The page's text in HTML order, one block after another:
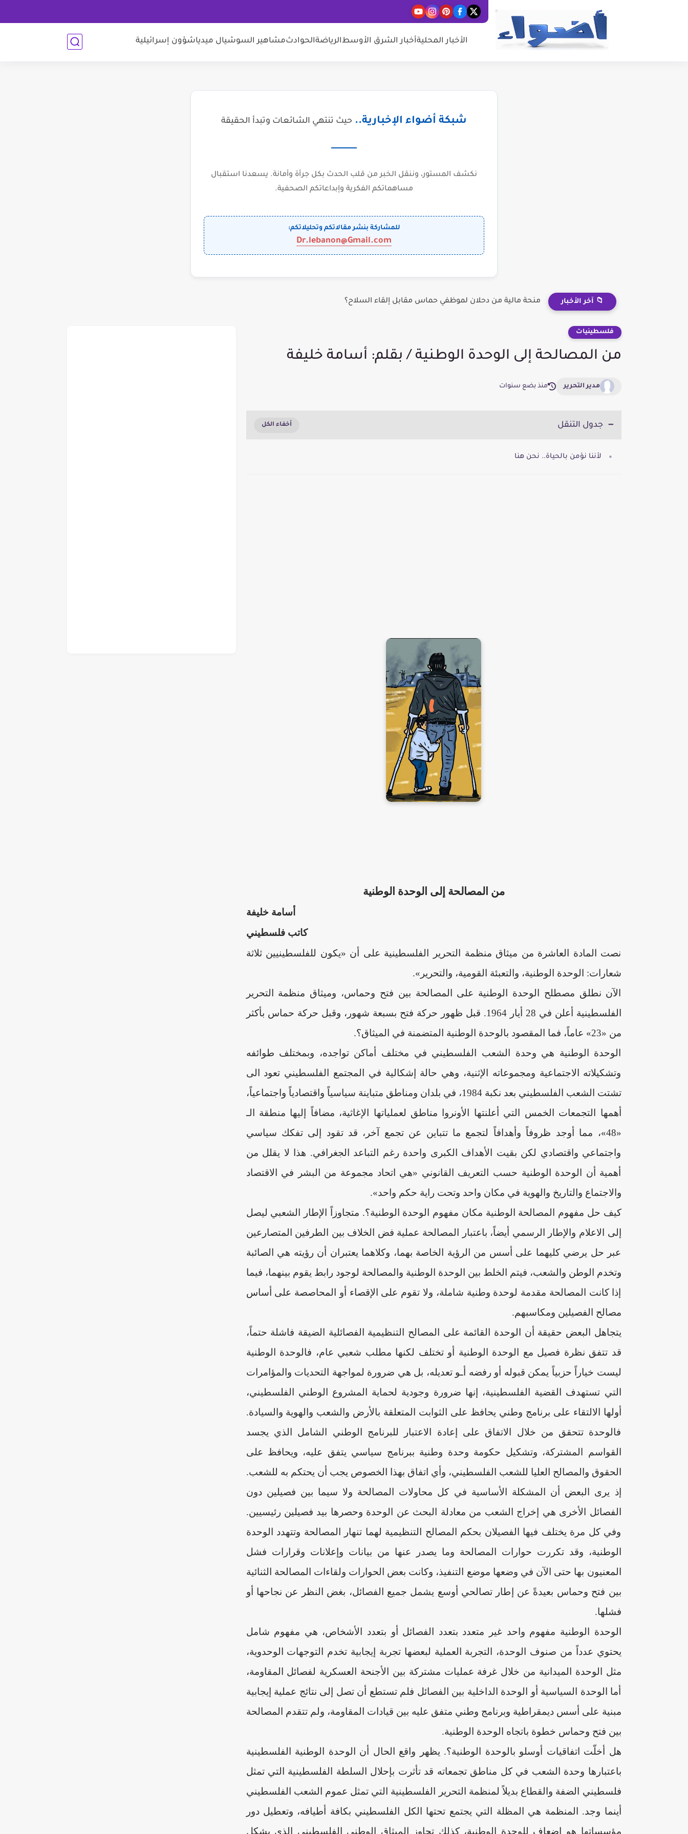
الأخبار المحليةأخبار الشرق الأوسطالرياضةالحوادثمشاهير السوشيال ميدياشؤون إسرائيلية
شبكة أضواء الإخبارية.. حيث تنتهي الشائعات وتبدأ الحقيقة
نكشف المستور، وننقل الخبر من قلب الحدث بكل جرأة وأمانة. يسعدنا استقبال
مساهماتكم الفكرية وإبداعاتكم الصحفية.
للمشاركة بنشر مقالاتكم وتحليلاتكم:
Dr.lebanon@Gmail.com
📁 آخر الأخبار منحة مالية من دحلان لموظفي حماس مقابل إلقاء السلاح؟
فلسطينيات
من المصالحة إلى الوحدة الوطنية / بقلم: أسامة خليفة
مدير التحرير منذ بضع سنوات
جدول التنقل
لأننا نؤمن بالحياة.. نحن هنا
من المصالحة إلى الوحدة الوطنية
أسامة خليفة
كاتب فلسطيني
نصت المادة العاشرة من ميثاق منظمة التحرير الفلسطينية على أن «يكون للفلسطينيين ثلاثة
شعارات: الوحدة الوطنية، والتعبئة القومية، والتحرير».
الآن نطلق مصطلح الوحدة الوطنية على المصالحة بين فتح وحماس، وميثاق منظمة التحرير
الفلسطينية أعلن في 28 أيار 1964. قبل ظهور حركة فتح بسبعة شهور، وقبل حركة حماس بأكثر
من «23» عاماً، فما المقصود بالوحدة الوطنية المتضمنة في الميثاق؟.
الوحدة الوطنية هي وحدة الشعب الفلسطيني في مختلف أماكن تواجده، وبمختلف طوائفه
وتشكيلاته الاجتماعية ومجموعاته الإثنية، وهي حالة إشكالية في المجتمع الفلسطيني تعود الى
تشتت الشعب الفلسطيني بعد نكبة 1984، في بلدان ومناطق متباينة سياسياً واقتصادياً واجتماعياً،
أهمها التجمعات الخمس التي أعلنتها الأونروا مناطق لعملياتها الإغاثية، مضافاً إليها منطقة الـ
«48»، مما أوجد ظروفاً وأهدافاً لتجمع ما تتباين عن تجمع آخر، قد تقود إلى تفكك سياسي
واجتماعي واقتصادي لكن بقيت الأهداف الكبرى واحدة رغم التباعد الجغرافي. هذا لا يقلل من
أهمية أن الوحدة الوطنية حسب التعريف القانوني «هي اتحاد مجموعة من البشر في الاقتصاد
والاجتماع والتاريخ والهوية في مكان واحد وتحت راية حكم واحد».
كيف حل مفهوم المصالحة الوطنية مكان مفهوم الوحدة الوطنية؟. متجاوزاً الإطار الشعبي ليصل
إلى الاعلام والإطار الرسمي أيضاً، باعتبار المصالحة عملية فض الخلاف بين الطرفين المتصارعين
عبر حل يرضي كليهما على أسس من الرؤية الخاصة بهما، وكلاهما يعتبران أن رؤيته هي الصائبة
وتخدم الوطن والشعب، فيتم الخلط بين الوحدة الوطنية والمصالحة لوجود رابط يقوم بينهما، فيما
إذا كانت المصالحة مقدمة لوحدة وطنية شاملة، ولا تقوم على الإقصاء أو المحاصصة على أساس
مصالح الفصيلين ومكاسبهم.
يتجاهل البعض حقيقة أن الوحدة القائمة على المصالح التنظيمية الفصائلية الضيقة فاشلة حتماً،
قد تتفق نظرة فصيل مع الوحدة الوطنية أو تختلف لكنها مطلب شعبي عام، فالوحدة الوطنية
ليست خياراً حزبياً يمكن قبوله أو رفضه أـو تعديله، بل هي ضرورة لمواجهة التحديات والمؤامرات
التي تستهدف القضية الفلسطينية، إنها ضرورة وجودية لحماية المشروع الوطني الفلسطيني،
أولها الالتقاء على برنامج وطني يحافظ على الثوابت المتعلقة بالأرض والشعب والهوية والسيادة.
فالوحدة تتحقق من خلال الاتفاق على إعادة الاعتبار للبرنامج الوطني الشامل الذي يجسد
القواسم المشتركة، وتشكيل حكومة وحدة وطنية ببرنامج سياسي يتفق عليه، ويحافظ على
الحقوق والمصالح العليا للشعب الفلسطيني، وأي اتفاق بهذا الخصوص يجب أن يحتكم به للشعب.
إذ يرى البعض أن المشكلة الأساسية في كل محاولات المصالحة ولا سيما بين فصيلين دون
الفصائل الأخرى هي إخراج الشعب من معادلة البحث عن الوحدة وحصرها بيد فصيلين رئيسيين.
وفي كل مرة يختلف فيها الفصيلان بحكم المصالح التنظيمية لهما تنهار المصالحة وتتهدد الوحدة
الوطنية، وقد تكررت حوارات المصالحة وما يصدر عنها من بيانات وإعلانات وقرارات فشل
المعنيون بها حتى الآن في وضعها موضع التنفيذ، وكانت بعض الحوارات ولقاءات المصالحة الثنائية
بين فتح وحماس بعيدةً عن إطار تصالحي أوسع يشمل جميع الفصائل، بغض النظر عن نجاحها أو
فشلها.
الوحدة الوطنية مفهوم واحد غير متعدد بتعدد الفصائل أو بتعدد الأشخاص، هي مفهوم شامل
يحتوي عدداً من صنوف الوحدة، التجربة العملية لبعضها تجربة إيجابية تخدم التوجهات الوحدوية،
مثل الوحدة الميدانية من خلال غرفة عمليات مشتركة بين الأجنحة العسكرية لفصائل المقاومة،
أما الوحدة السياسية أو الوحدة الداخلية بين الفصائل فلم تستطع أن تصل إلى نتائج عملية إيجابية
مبنية على أسس ديمقراطية وبرنامج وطني متفق عليه بين قيادات المقاومة، ولم تتقدم المصالحة
بين فتح وحماس خطوة باتجاه الوحدة الوطنية.
هل أخلّت اتفاقيات أوسلو بالوحدة الوطنية؟. يظهر واقع الحال أن الوحدة الوطنية الفلسطينية
باعتبارها وحدة الشعب في كل مناطق تجمعاته قد تأثرت بإحلال السلطة الفلسطينية التي تمثل
فلسطيني الضفة والقطاع بديلاً لمنظمة التحرير الفلسطينية التي تمثل عموم الشعب الفلسطيني
أينما وجد. المنظمة هي المظلة التي يجتمع تحتها الكل الفلسطيني بكافة أطيافه، وتعطيل دور
مؤسساتها هو إضعاف للوحدة الوطنية، كذلك تجاوز الميثاق الوطني الفلسطيني الذي يشكل